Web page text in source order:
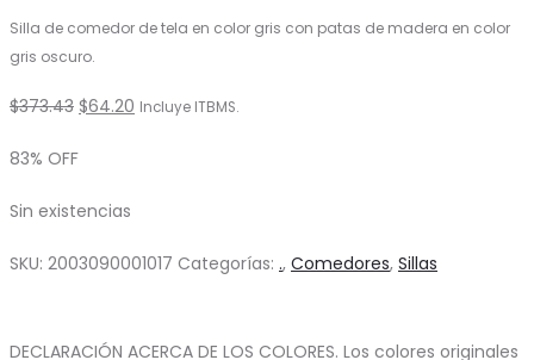
Silla de comedor de tela en color gris con patas de madera en color
gris oscuro.
$373.43 El
era:
$64.20 ElIncluye ITBMS.
83% OFF
Sin existencias
SKU: 2003090001017 Categorías: ., Comedores, Sillas
DECLARACIÓN ACERCA DE LOS COLORES. Los colores originales